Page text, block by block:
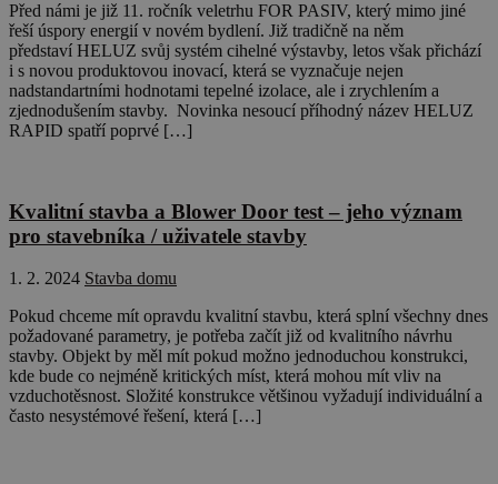
Před námi je již 11. ročník veletrhu FOR PASIV, který mimo jiné
řeší úspory energií v novém bydlení. Již tradičně na něm
představí HELUZ svůj systém cihelné výstavby, letos však přichází
i s novou produktovou inovací, která se vyznačuje nejen
nadstandartními hodnotami tepelné izolace, ale i zrychlením a
zjednodušením stavby. Novinka nesoucí příhodný název HELUZ
RAPID spatří poprvé […]
Kvalitní stavba a Blower Door test – jeho význam
pro stavebníka / uživatele stavby
1. 2. 2024 Stavba domu
Pokud chceme mít opravdu kvalitní stavbu, která splní všechny dnes
požadované parametry, je potřeba začít již od kvalitního návrhu
stavby. Objekt by měl mít pokud možno jednoduchou konstrukci,
kde bude co nejméně kritických míst, která mohou mít vliv na
vzduchotěsnost. Složité konstrukce většinou vyžadují individuální a
často nesystémové řešení, která […]